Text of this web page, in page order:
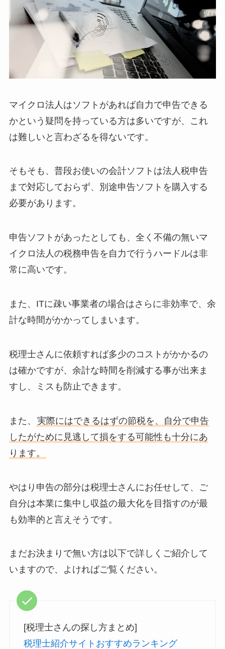
マイクロ法人はソフトがあれば自力で申告できる
かという疑問を持っている方は多いですが、これ
は難しいと言わざるを得ないです。
そもそも、普段お使いの会計ソフトは法人税申告
まで対応しておらず、別途申告ソフトを購入する
必要があります。
申告ソフトがあったとしても、全く不備の無いマ
イクロ法人の税務申告を自力で行うハードルは非
常に高いです。
また、ITに疎い事業者の場合はさらに非効率で、余
計な時間がかかってしまいます。
税理士さんに依頼すれば多少のコストがかかるの
は確かですが、余計な時間を削減する事が出来ま
すし、ミスも防止できます。
また、
実際にはできるはずの節税を、自分で申告
したがために見逃して損をする可能性も十分にあ
ります。
やはり申告の部分は税理士さんにお任せして、ご
自分は本業に集中し収益の最大化を目指すのが最
も効率的と言えそうです。
まだお決まりで無い方は以下で詳しくご紹介して
いますので、よければご覧ください。
[税理士さんの探し方まとめ]
税理士紹介サイトおすすめランキング